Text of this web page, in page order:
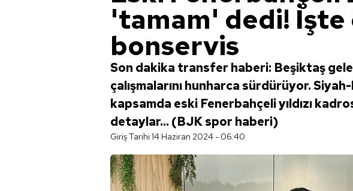
'tamam' dedi!
bonservis
Son dakika transfer haberi: Beşiktaş
çalışmalarını hunharca sürdürüyor.
kapsamda eski Fenerbahçeli yıldızı
detaylar... (BJK spor haberi)
Giriş Tarihi:14 Haziran 2024 - 06:40